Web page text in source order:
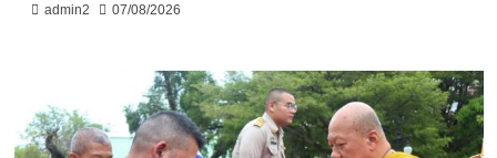
admin2 07/08/2026